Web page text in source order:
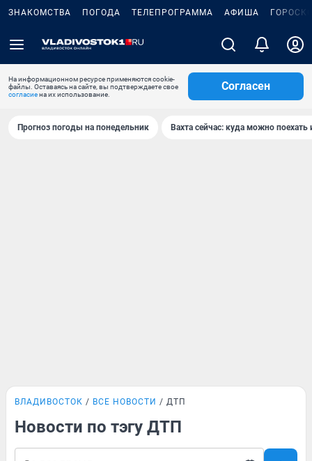
ЗНАКОМСТВА ПОГОДА ТЕЛЕПРОГРАММА АФИША
На информационном ресурсе применяются cookie-
файлы. Оставаясь на сайте, вы подтверждаете свое
согласиена их использование.
Согласен
Прогноз погоды на понедельник Вахта сейчас: куда можно поехать
ВЛАДИВОСТОК ВСЕ НОВОСТИ ДТП
Новости по тэгу ДТП